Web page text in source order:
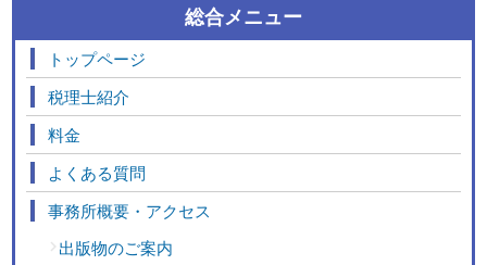
総合メニュー
トップページ
税理士紹介
料金
よくある質問
事務所概要・アクセス
出版物のご案内